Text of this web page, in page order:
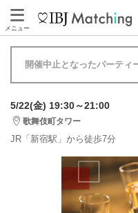
メニュー
開催中止となったパーティ
5/22(金) 19:30～21:00
歌舞伎町タワー
JR「新宿駅」から徒歩7分